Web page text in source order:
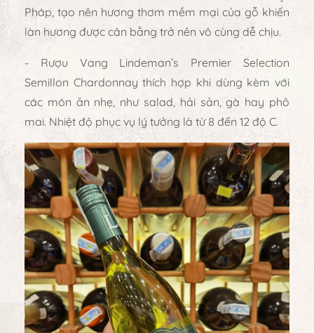
Pháp, tạo nên hương thơm mềm mại của gỗ khiến
làn hương được cân bằng trở nên vô cùng dễ chịu.
- Rượu Vang Lindeman’s Premier Selection
Semillon Chardonnay thích hợp khi dùng kèm với
các món ăn nhẹ, như salad, hải sản, gà hay phô
mai. Nhiệt độ phục vụ lý tưởng là từ 8 đến 12 độ C.